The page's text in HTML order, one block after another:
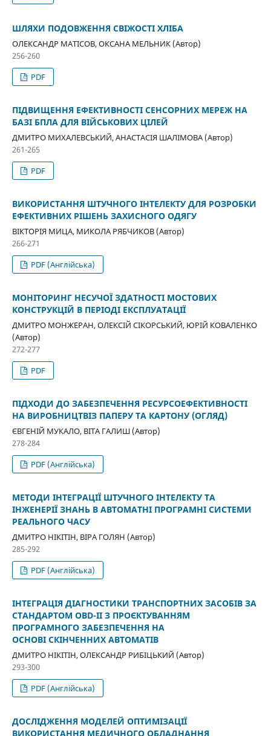
ШЛЯХИ ПОДОВЖЕННЯ СВІЖОСТІ ХЛІБА
ОЛЕКСАНДР МАТІСОВ, ОКСАНА МЕЛЬНИК (Автор)
256-260
PDF
ПІДВИЩЕННЯ ЕФЕКТИВНОСТІ СЕНСОРНИХ МЕРЕЖ НА
БАЗІ БПЛА ДЛЯ ВІЙСЬКОВИХ ЦІЛЕЙ
ДМИТРО МИХАЛЕВСЬКИЙ, АНАСТАСІЯ ШАЛІМОВА (Автор)
261-265
PDF
ВИКОРИСТАННЯ ШТУЧНОГО ІНТЕЛЕКТУ ДЛЯ РОЗРОБКИ
ЕФЕКТИВНИХ РІШЕНЬ ЗАХИСНОГО ОДЯГУ
ВІКТОРІЯ МИЦА, МИКОЛА РЯБЧИКОВ (Автор)
266-271
PDF (Англійська)
МОНІТОРИНГ НЕСУЧОЇ ЗДАТНОСТІ МОСТОВИХ
КОНСТРУКЦІЙ В ПЕРІОДІ ЕКСПЛУАТАЦІЇ
ДМИТРО МОНЖЕРАН, ОЛЕКСІЙ СІКОРСЬКИЙ, ЮРІЙ КОВАЛЕНКО
(Автор)
272-277
PDF
ПІДХОДИ ДО ЗАБЕЗПЕЧЕННЯ РЕСУРСОЕФЕКТИВНОСТІ
НА ВИРОБНИЦТВІЗ ПАПЕРУ ТА КАРТОНУ (ОГЛЯД)
ЄВГЕНІЙ МУКАЛО, ВІТА ГАЛИШ (Автор)
278-284
PDF (Англійська)
МЕТОДИ ІНТЕГРАЦІЇ ШТУЧНОГО ІНТЕЛЕКТУ ТА
ІНЖЕНЕРІЇ ЗНАНЬ В АВТОМАТНІ ПРОГРАМНІ СИСТЕМИ
РЕАЛЬНОГО ЧАСУ
ДМИТРО НІКІТІН, ВІРА ГОЛЯН (Автор)
285-292
PDF (Англійська)
ІНТЕГРАЦІЯ ДІАГНОСТИКИ ТРАНСПОРТНИХ ЗАСОБІВ ЗА
СТАНДАРТОМ OBD-II З ПРОЄКТУВАННЯМ
ПРОГРАМНОГО ЗАБЕЗПЕЧЕННЯ НА
ОСНОВІ СКІНЧЕННИХ АВТОМАТІВ
ДМИТРО НІКІТІН, ОЛЕКСАНДР РИБІЦЬКИЙ (Автор)
293-300
PDF (Англійська)
ДОСЛІДЖЕННЯ МОДЕЛЕЙ ОПТИМІЗАЦІЇ
ВИКОРИСТАННЯ МЕДИЧНОГО ОБЛАДНАННЯ